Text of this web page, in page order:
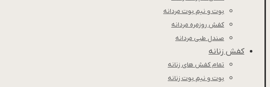
بوت و نیم بوت مردانه
کفش روزمره مردانه
صندل طبی مردانه
کفش زنانه
تمام کفش های زنانه
بوت و نیم بوت زنانه